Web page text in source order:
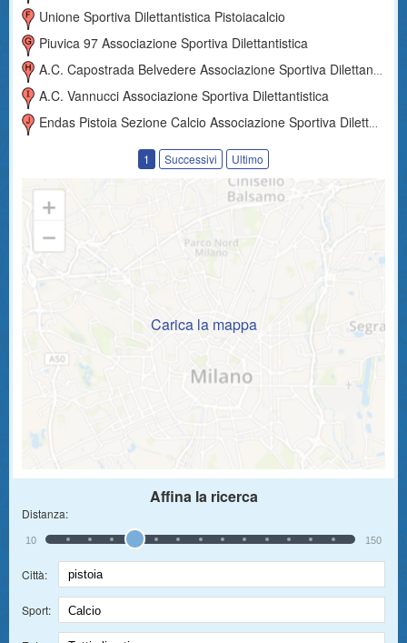
Unione Sportiva Dilettantistica Pistoiacalcio
Piuvica 97 Associazione Sportiva Dilettantistica
A.c. Capostrada Belvedere Associazione Sportiva Dilettantistica
A.c. Vannucci Associazione Sportiva Dilettantistica
Endas Pistoia Sezione Calcio Associazione Sportiva Dilettantistica
1 Successivi Ultimo
Carica la mappa
Affina la ricerca
Distanza:
10 150
Città:
Sport: